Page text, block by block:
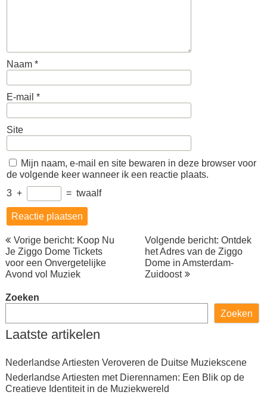
Naam *
E-mail *
Site
Mijn naam, e-mail en site bewaren in deze browser voor
de volgende keer wanneer ik een reactie plaats.
3 + = twaalf
Berichtnavigatie
Vorige bericht: Koop Nu
Je Ziggo Dome Tickets
voor een Onvergetelijke
Avond vol Muziek
Volgende bericht: Ontdek
het Adres van de Ziggo
Dome in Amsterdam-
Zuidoost
Zoeken
Zoeken
Laatste artikelen
Nederlandse Artiesten Veroveren de Duitse Muziekscene
Nederlandse Artiesten met Dierennamen: Een Blik op de
Creatieve Identiteit in de Muziekwereld